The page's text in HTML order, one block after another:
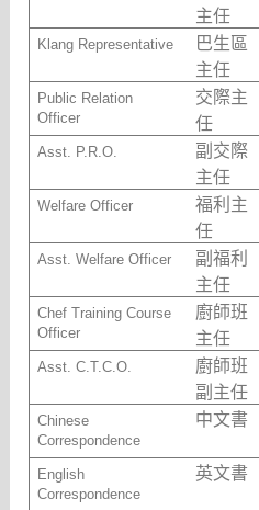
主任
Klang Representative
巴生區
主任
Public Relation
Officer
交際主
任
Asst. P.R.O.
副交際
主任
Welfare Officer
福利主
任
Asst. Welfare Officer
副福利
主任
Chef Training Course
Officer
廚師班
主任
Asst. C.T.C.O.
廚師班
副主任
Chinese
Correspondence
中文書
English
Correspondence
英文書